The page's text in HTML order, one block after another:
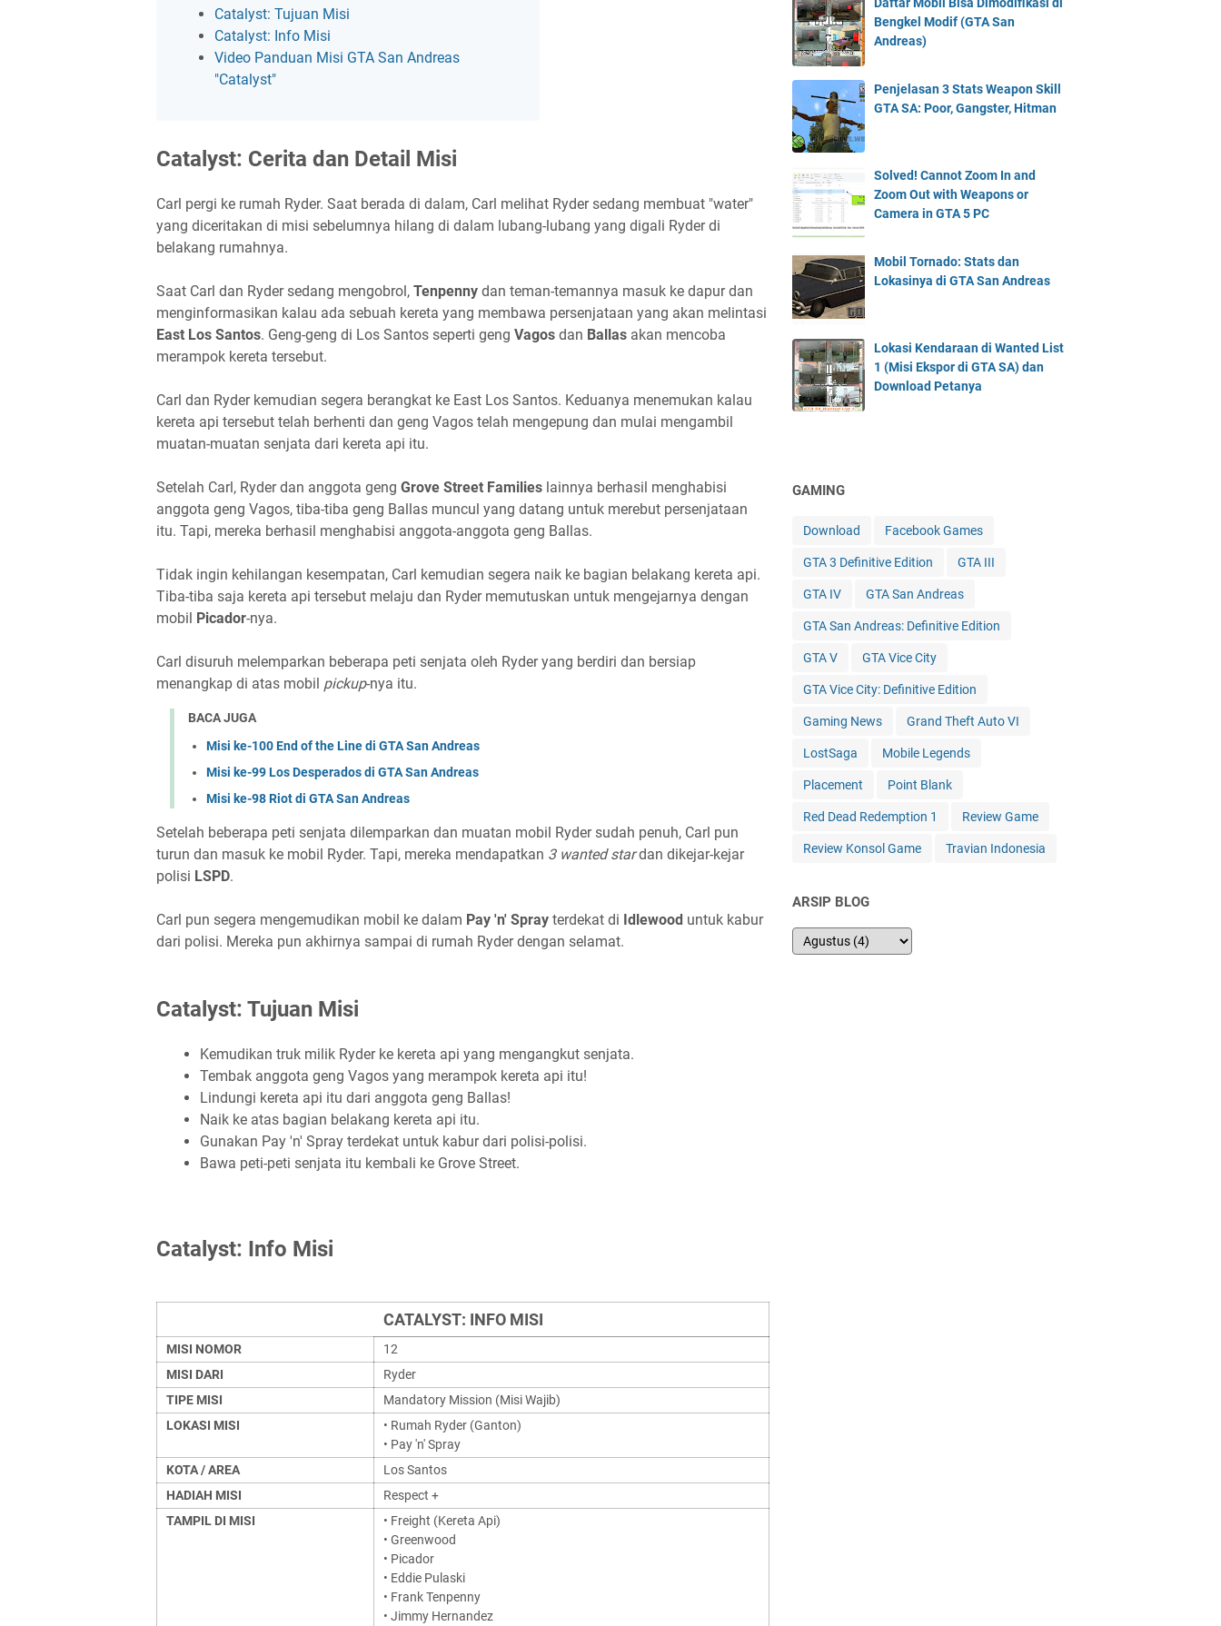
Catalyst: Tujuan Misi
Catalyst: Info Misi
Video Panduan Misi GTA San Andreas
"Catalyst"
Catalyst: Cerita dan Detail Misi
Carl pergi ke rumah Ryder. Saat berada di dalam, Carl melihat Ryder sedang membuat "water"
yang diceritakan di misi sebelumnya hilang di dalam lubang-lubang yang digali Ryder di
belakang rumahnya.
Saat Carl dan Ryder sedang mengobrol, Tenpenny dan teman-temannya masuk ke dapur dan
menginformasikan kalau ada sebuah kereta yang membawa persenjataan yang akan melintasi
East Los Santos. Geng-geng di Los Santos seperti geng Vagos dan Ballas akan mencoba
merampok kereta tersebut.
Carl dan Ryder kemudian segera berangkat ke East Los Santos. Keduanya menemukan kalau
kereta api tersebut telah berhenti dan geng Vagos telah mengepung dan mulai mengambil
muatan-muatan senjata dari kereta api itu.
Setelah Carl, Ryder dan anggota geng Grove Street Families lainnya berhasil menghabisi
anggota geng Vagos, tiba-tiba geng Ballas muncul yang datang untuk merebut persenjataan
itu. Tapi, mereka berhasil menghabisi anggota-anggota geng Ballas.
Tidak ingin kehilangan kesempatan, Carl kemudian segera naik ke bagian belakang kereta api.
Tiba-tiba saja kereta api tersebut melaju dan Ryder memutuskan untuk mengejarnya dengan
mobil Picador-nya.
Carl disuruh melemparkan beberapa peti senjata oleh Ryder yang berdiri dan bersiap
menangkap di atas mobil pickup-nya itu.
BACA JUGA
Misi ke-100 End of the Line di GTA San Andreas
Misi ke-99 Los Desperados di GTA San Andreas
Misi ke-98 Riot di GTA San Andreas
Setelah beberapa peti senjata dilemparkan dan muatan mobil Ryder sudah penuh, Carl pun
turun dan masuk ke mobil Ryder. Tapi, mereka mendapatkan 3 wanted stardan dikejar-kejar
polisi LSPD.
Carl pun segera mengemudikan mobil ke dalam Pay 'n' Spray terdekat di Idlewood untuk kabur
dari polisi. Mereka pun akhirnya sampai di rumah Ryder dengan selamat.
Catalyst: Tujuan Misi
Kemudikan truk milik Ryder ke kereta api yang mengangkut senjata.
Tembak anggota geng Vagos yang merampok kereta api itu!
Lindungi kereta api itu dari anggota geng Ballas!
Naik ke atas bagian belakang kereta api itu.
Gunakan Pay 'n' Spray terdekat untuk kabur dari polisi-polisi.
Bawa peti-peti senjata itu kembali ke Grove Street.
Catalyst: Info Misi
CATALYST: INFO MISI
MISI NOMOR
12
MISI DARI
Ryder
TIPE MISI
Mandatory Mission (Misi Wajib)
LOKASI MISI
• Rumah Ryder (Ganton)
• Pay 'n' Spray
KOTA / AREA
Los Santos
HADIAH MISI
Respect +
TAMPIL DI MISI
• Freight (Kereta Api)
• Greenwood
• Picador
• Eddie Pulaski
• Frank Tenpenny
• Jimmy Hernandez
Bengkel Modif (GTA San
Andreas)
Penjelasan 3 Stats Weapon Skill
GTA SA: Poor, Gangster, Hitman
Solved! Cannot Zoom In and
Zoom Out with Weapons or
Camera in GTA 5 PC
Mobil Tornado: Stats dan
Lokasinya di GTA San Andreas
Lokasi Kendaraan di Wanted List
1 (Misi Ekspor di GTA SA) dan
Download Petanya
GAMING
Download Facebook Games
GTA 3 Definitive Edition GTA III
GTA IV GTA San Andreas
GTA San Andreas: Definitive Edition
GTA V GTA Vice City
GTA Vice City: Definitive Edition
Gaming News Grand Theft Auto VI
LostSaga Mobile Legends
Placement Point Blank
Red Dead Redemption 1 Review Game
Review Konsol Game Travian Indonesia
ARSIP BLOG